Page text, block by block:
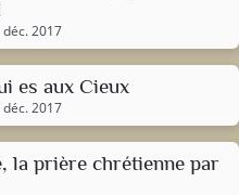
déc. 2017
es aux Cieux
déc. 2017
la prière chrétienne par